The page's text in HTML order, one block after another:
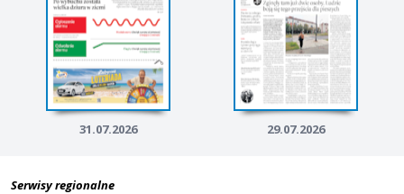
31.07.2026 29.07.2026
Serwisy regionalne